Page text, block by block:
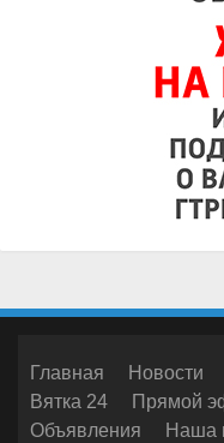
Главная Новости
Вятка 24
Прямой
Объявления
Наша